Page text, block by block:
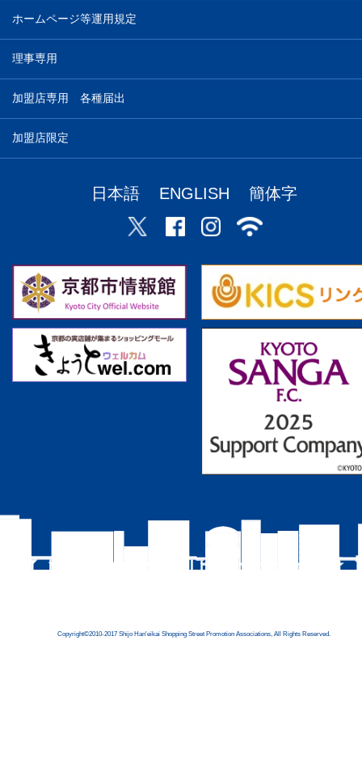
ホームページ等運用規定
理事専用
加盟店専用 各種届出
加盟店限定
日本語 ENGLISH 簡体字
Copyright©2010-2017 Shijo Han'eikai Shopping Street Promotion Associations, All Rights Reserved.